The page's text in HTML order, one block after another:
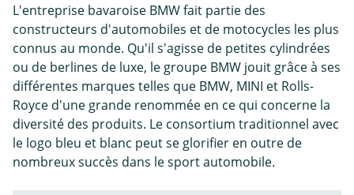
L'entreprise bavaroise BMW fait partie des
constructeurs d'automobiles et de motocycles les plus
connus au monde. Qu'il s'agisse de petites cylindrées
ou de berlines de luxe, le groupe BMW jouit grâce à ses
différentes marques telles que BMW, MINI et Rolls-
Royce d'une grande renommée en ce qui concerne la
diversité des produits. Le consortium traditionnel avec
le logo bleu et blanc peut se glorifier en outre de
nombreux succès dans le sport automobile.